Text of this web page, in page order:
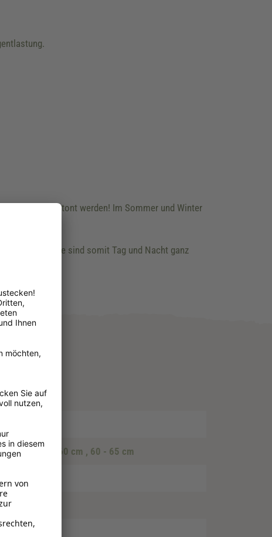
genug betont werden! Im Sommer und Winter
Streifen. Sie sind somit Tag und Nacht ganz
55 cm , 55 - 60 cm , 60 - 65 cm